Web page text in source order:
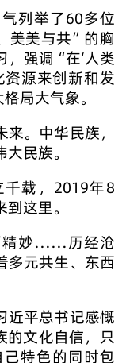
列举了60多位
美美与共”的胸
，强调“在‘人类
资源来创新和发
局大气象。
。中华民族，
民族。
载，2019年8
这里。
精妙……历经沧
多元共生、东西
近平总书记感慨
文化自信，只
特色的同时包